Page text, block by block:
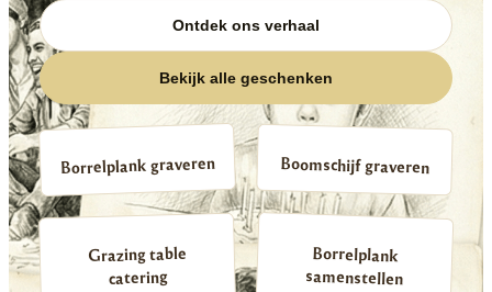
Ontdek ons verhaal
Bekijk alle geschenken
Borrelplank graveren Boomschijf graveren
Grazing table
catering
Borrelplank
samenstellen